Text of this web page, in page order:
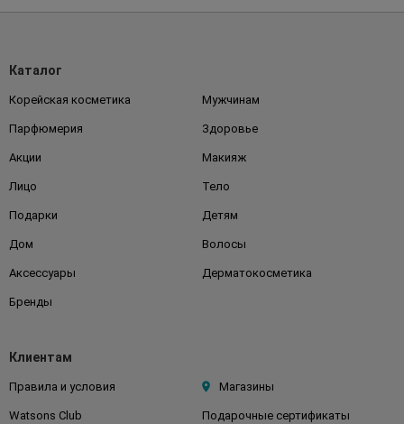
Каталог
Корейская косметика Мужчинам
Парфюмерия Здоровье
Акции Макияж
Лицо Тело
Подарки Детям
Дом Волосы
Аксессуары Дерматокосметика
Бренды
Клиентам
Правила и условия Магазины
Watsons Club Подарочные сертификаты